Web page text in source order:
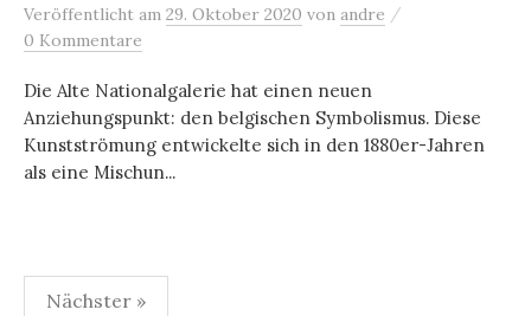
Veröffentlicht am 29. Oktober 2020 von andre /
0 Kommentare
Die Alte Nationalgalerie hat einen neuen
Anziehungspunkt: den belgischen Symbolismus. Diese
Kunstströmung entwickelte sich in den 1880er-Jahren
als eine Mischun...
Seitennummerierung
Nächster »